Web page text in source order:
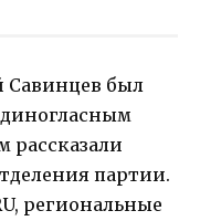
Савинцев был
рассказали
партии.
региональные